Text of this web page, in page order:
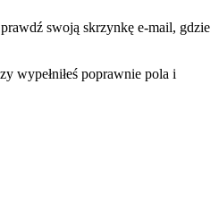
swoją skrzynkę e-mail, gdzie
wypełniłeś poprawnie pola i